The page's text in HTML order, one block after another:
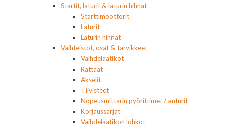
Startit, laturit & laturin hihnat
Starttimoottorit
Laturit
Laturin hihnat
Vaihteistot, osat & tarvikkeet
Vaihdelaatikot
Rattaat
Akselit
Tiivisteet
Nopeusmittarin pyörittimet / anturit
Korjaussarjat
Vaihdelaatikon lohkot